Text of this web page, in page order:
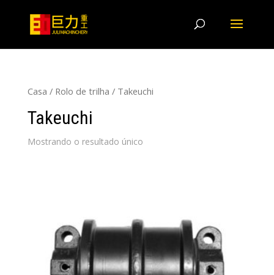
Casa / Rolo de trilha / Takeuchi
Takeuchi
Mostrando o resultado único